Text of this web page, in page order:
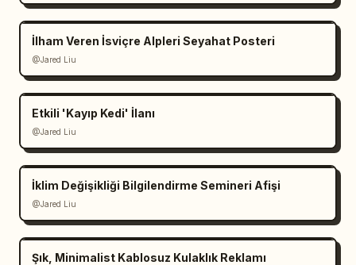
İlham Veren İsviçre Alpleri Seyahat Posteri
@Jared Liu
Etkili 'Kayıp Kedi' İlanı
@Jared Liu
İklim Değişikliği Bilgilendirme Semineri Afişi
@Jared Liu
Şık, Minimalist Kablosuz Kulaklık Reklamı